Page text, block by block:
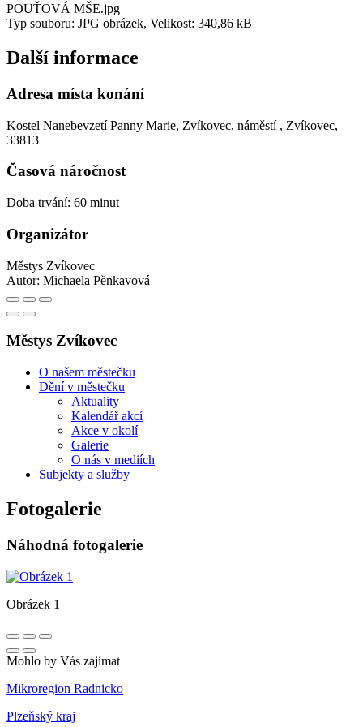
POUŤOVÁ MŠE.jpg
Typ souboru: JPG obrázek, Velikost: 340,86 kB
Další informace
Adresa místa konání
Kostel Nanebevzetí Panny Marie, Zvíkovec, náměstí , Zvíkovec,
33813
Časová náročnost
Doba trvání: 60 minut
Organizátor
Městys Zvíkovec
Autor: Michaela Pěnkavová
Městys Zvíkovec
O našem městečku
Dění v městečku
Aktuality
Kalendář akcí
Akce v okolí
Galerie
O nás v mediích
Subjekty a služby
Fotogalerie
Náhodná fotogalerie
Obrázek 1
Mohlo by Vás zajímat
Mikroregion Radnicko
Plzeňský kraj